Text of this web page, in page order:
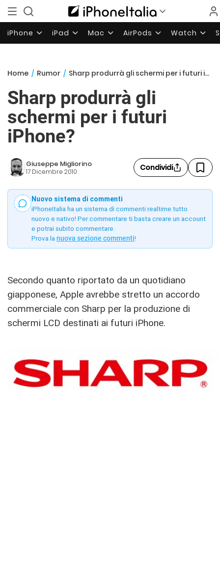
iPhone iPad Mac AirPods Watch
Home / Rumor / Sharp produrrà gli schermi per i futuri iPhone?
Sharp produrrà gli
schermi per i futuri
iPhone?
Giuseppe Migliorino
17 Dicembre 2010 Condividi
Nuovo sistema di commenti
iPhoneItalia ha un sistema di commenti realtime tutto
nuovo e nativo! Per commentare ti basta creare un account
e potrai subito commentare.
Prova la nuova sezione commenti!
Secondo quanto riportato da un quotidiano
giapponese, Apple avrebbe stretto un accordo
commerciale con Sharp per la produzione di
schermi LCD destinati ai futuri iPhone.